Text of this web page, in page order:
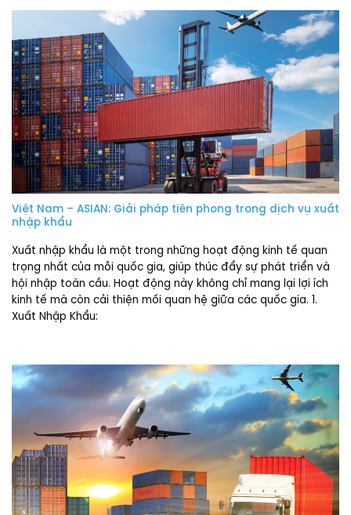
Việt Nam – ASIAN: Giải pháp tiên phong trong dịch vụ xuất
nhập khẩu
Xuất nhập khẩu là một trong những hoạt động kinh tế quan
trọng nhất của mỗi quốc gia, giúp thúc đẩy sự phát triển và
hội nhập toàn cầu. Hoạt động này không chỉ mang lại lợi ích
kinh tế mà còn cải thiện mối quan hệ giữa các quốc gia. 1.
Xuất Nhập Khẩu: